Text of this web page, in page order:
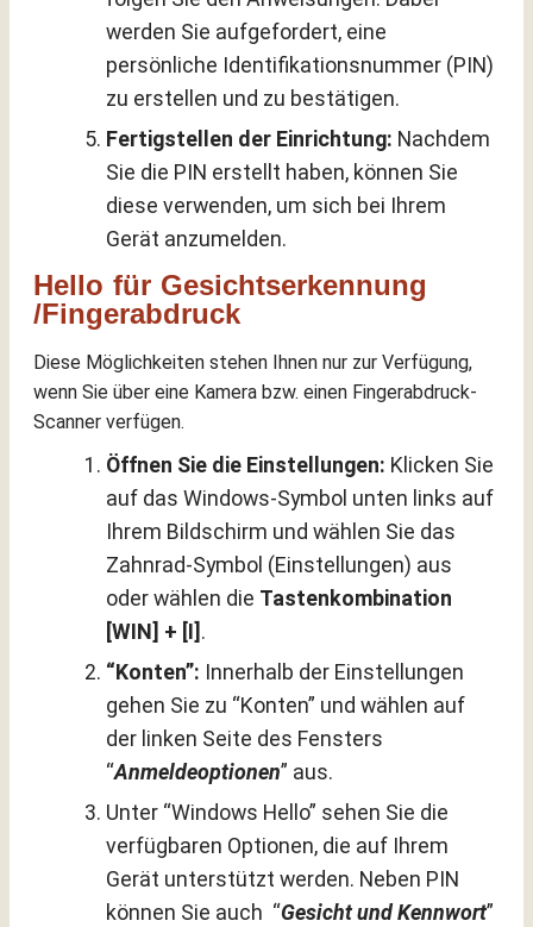
werden Sie aufgefordert, eine
persönliche Identifikationsnummer (PIN)
zu erstellen und zu bestätigen.
Fertigstellen der Einrichtung: Nachdem
Sie die PIN erstellt haben, können Sie
diese verwenden, um sich bei Ihrem
Gerät anzumelden.
Hello für Gesichtserkennung
/Fingerabdruck
Diese Möglichkeiten stehen Ihnen nur zur Verfügung,
wenn Sie über eine Kamera bzw. einen Fingerabdruck-
Scanner verfügen.
Öffnen Sie die Einstellungen: Klicken Sie
auf das Windows-Symbol unten links auf
Ihrem Bildschirm und wählen Sie das
Zahnrad-Symbol (Einstellungen) aus
oder wählen die Tastenkombination
[WIN] + [I] .
“Konten”: Innerhalb der Einstellungen
gehen Sie zu “Konten” und wählen auf
der linken Seite des Fensters
“Anmeldeoptionen” aus.
Unter “Windows Hello” sehen Sie die
verfügbaren Optionen, die auf Ihrem
Gerät unterstützt werden. Neben PIN
können Sie auch “Gesicht und Kennwort”